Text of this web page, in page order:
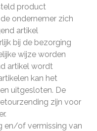
product
ondernemer zich
artikel
bij de bezorging
wijze worden
artikel wordt
kan het
uitgesloten. De
zijn voor
en/of vermissing van